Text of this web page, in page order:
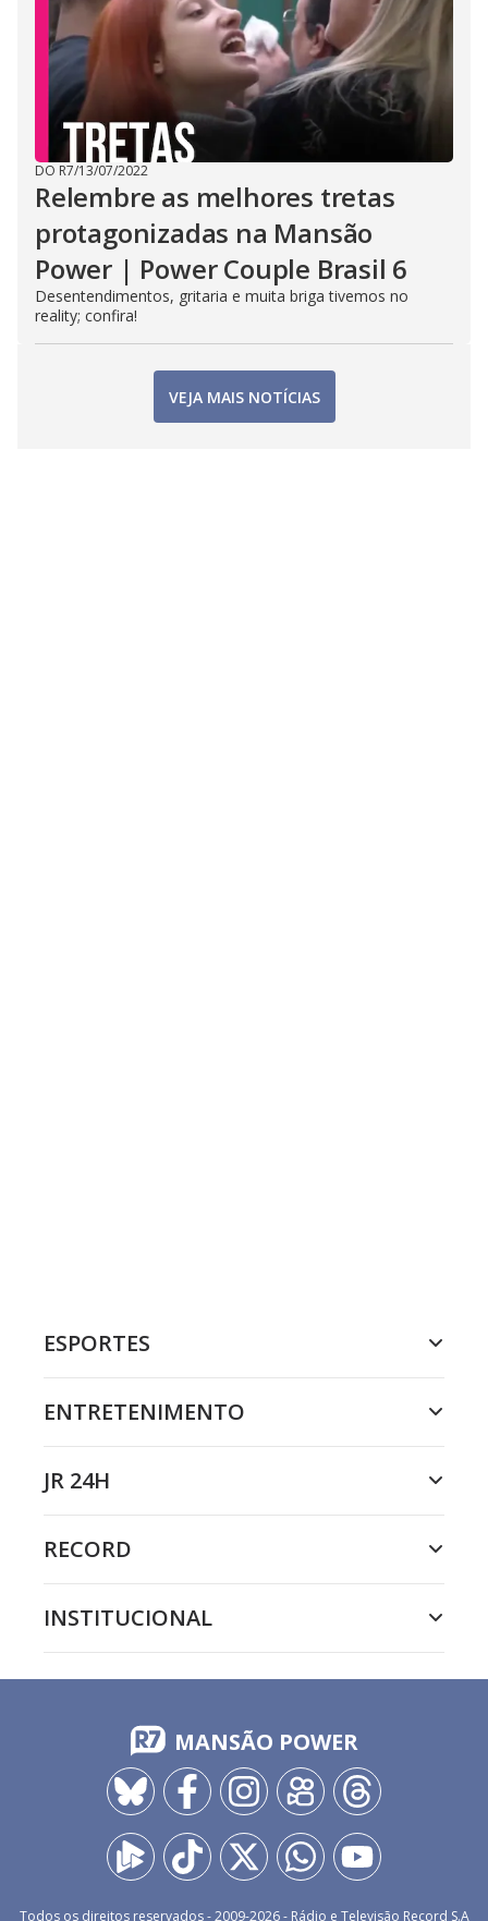
DO R7/13/07/2022
Relembre as melhores tretas
protagonizadas na Mansão
Power | Power Couple Brasil 6
Desentendimentos, gritaria e muita briga tivemos no
reality; confira!
VEJA MAIS NOTÍCIAS
ESPORTES
ENTRETENIMENTO
JR 24H
RECORD
INSTITUCIONAL
MANSÃO POWER
Todos os direitos reservados - 2009-2026- Rádio e Televisão Record S.A